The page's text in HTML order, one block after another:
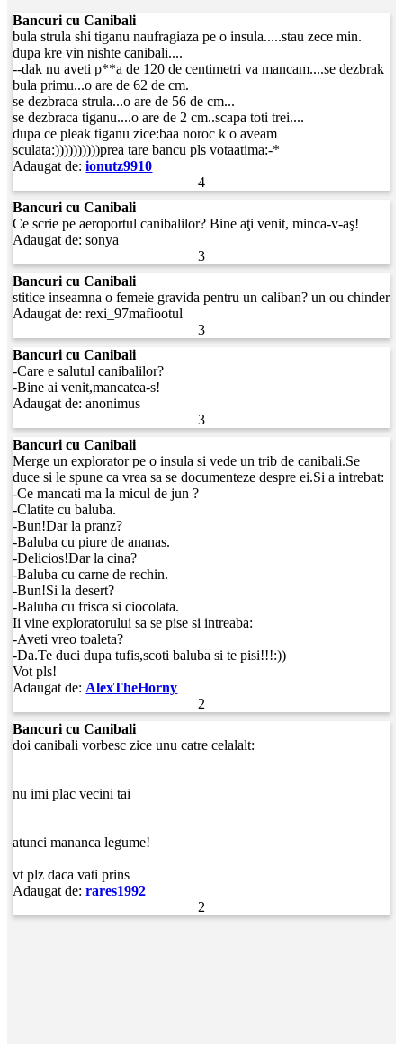
Bancuri cu Canibali
bula strula shi tiganu naufragiaza pe o insula.....stau zece min.
dupa kre vin nishte canibali....
--dak nu aveti p**a de 120 de centimetri va mancam....se dezbrak
bula primu...o are de 62 de cm.
se dezbraca strula...o are de 56 de cm...
se dezbraca tiganu....o are de 2 cm..scapa toti trei....
dupa ce pleak tiganu zice:baa noroc k o aveam
sculata:))))))))))prea tare bancu pls votaatima:-*
Adaugat de:ionutz9910
4
Bancuri cu Canibali
Ce scrie pe aeroportul canibalilor? Bine aţi venit, minca-v-aş!
Adaugat de:sonya
3
Bancuri cu Canibali
stitice inseamna o femeie gravida pentru un caliban? un ou chinder
Adaugat de:rexi_97mafiootul
3
Bancuri cu Canibali
-Care e salutul canibalilor?
-Bine ai venit,mancatea-s!
Adaugat de:anonimus
3
Bancuri cu Canibali
Merge un explorator pe o insula si vede un trib de canibali.Se
duce si le spune ca vrea sa se documenteze despre ei.Si a intrebat:
-Ce mancati ma la micul de jun ?
-Clatite cu baluba.
-Bun!Dar la pranz?
-Baluba cu piure de ananas.
-Delicios!Dar la cina?
-Baluba cu carne de rechin.
-Bun!Si la desert?
-Baluba cu frisca si ciocolata.
Ii vine exploratorului sa se pise si intreaba:
-Aveti vreo toaleta?
-Da.Te duci dupa tufis,scoti baluba si te pisi!!!:))
Vot pls!
Adaugat de: AlexTheHorny
2
Bancuri cu Canibali
doi canibali vorbesc zice unu catre celalalt:
nu imi plac vecini tai
atunci mananca legume!
vt plz daca vati prins
Adaugat de:rares1992
2